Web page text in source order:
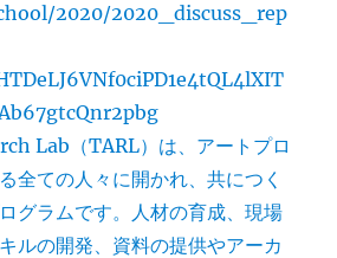
2020/2020_discuss_rep
Lab（TARL）は、アートプロ
全ての人々に開かれ、共につく
グラムです。人材の育成、現場
ルの開発、資料の提供やアーカ